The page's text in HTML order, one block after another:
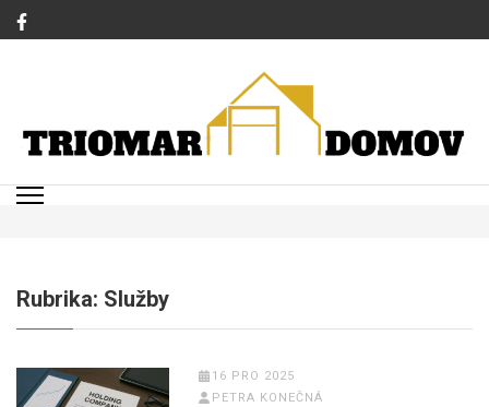
Přeskočit
na
TRIOMAR
Rubrika: Služby
16 PRO 2025
PETRA KONEČNÁ